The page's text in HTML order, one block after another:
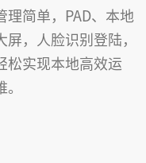
理简单，PAD、本地
屏，人脸识别登陆，
松实现本地高效运
。